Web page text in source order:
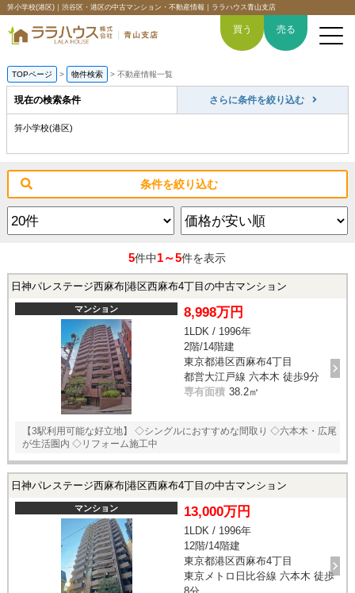
笄小学校(港区)｜渋谷区・港区の中古マンション・不動産情報｜ララハウス青山支店
買いたい
売りたい
6つの強み
スタッフ紹介
お問い合わせ
お気に入り物件
買う 売る
TOPページ > 物件検索 > 不動産情報一覧
現在の検索条件 さらに条件を絞り込む
笄小学校(港区)
条件を絞り込む
5件中1～5件を表示
日神パレステージ西麻布|港区西麻布4丁目の中古マンション
マンション 8,998万円
1LDK / 1996年
2階/14階建
東京都港区西麻布4丁目
都営大江戸線 六本木 徒歩9分
専有面積 38.2㎡
【3駅利用可能な好立地】 ◇シングルにおすすめな間取り ◇六本木・広尾
が生活圏内 ◇リフォーム施工中
日神パレステージ西麻布|港区西麻布4丁目の中古マンション
マンション 13,000万円
1LDK / 1996年
12階/14階建
東京都港区西麻布4丁目
東京メトロ日比谷線 六本木 徒歩